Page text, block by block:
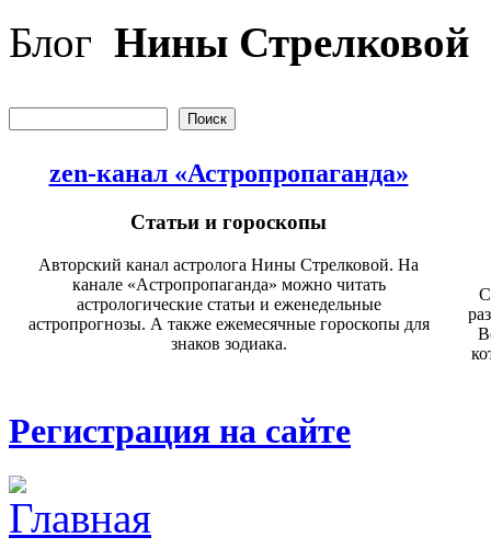
Перейти к основному содержанию
Блог Нины Стрелковой
Форма поиска
zen-канал «Астропропаганда»
Статьи и гороскопы
Авторский канал астролога Нины Стрелковой. На
канале «Астропропаганда» можно читать
астрологические статьи и еженедельные
астропрогнозы. А также ежемесячные гороскопы для
знаков зодиака.
Регистрация на сайте